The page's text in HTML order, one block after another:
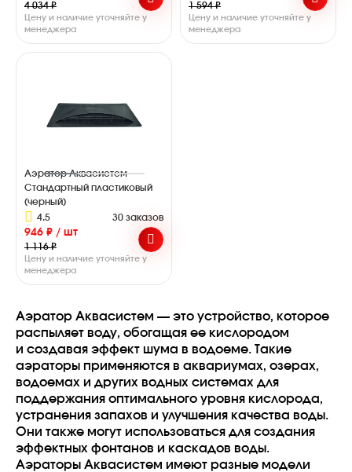
4 034 ₽
Цену и наличие уточняйте у
менеджера
1 594 ₽
Цену и наличие уточняйте у
менеджера
Аэратор Аквасистем
Стандартный пластиковый
(черный)
4.5
30 заказов
946 ₽ / шт
1 116 ₽
Цену и наличие уточняйте у
менеджера
Аэратор Аквасистем — это устройство, которое
распыляет воду, обогащая ее кислородом
и создавая эффект шума в водоеме. Такие
аэраторы применяются в аквариумах, озерах,
водоемах и других водных системах для
поддержания оптимального уровня кислорода,
устранения запахов и улучшения качества воды.
Они также могут использоваться для создания
эффектных фонтанов и каскадов воды.
Аэраторы Аквасистем имеют разные модели